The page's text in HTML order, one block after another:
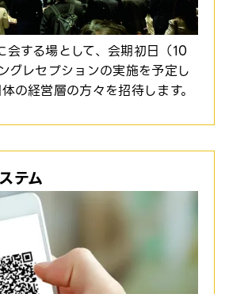
会する場として、会期初日（10
グレセプションの実施を予定し
の経営層の方々を招待します。
テム